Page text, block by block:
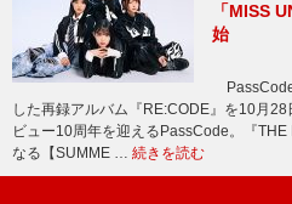
「MISS
始
した再録アルバム『RE:CODE』を10月
ビュー10周年を迎えるPassCode。『THE
なる【SUMME … 続きを読む